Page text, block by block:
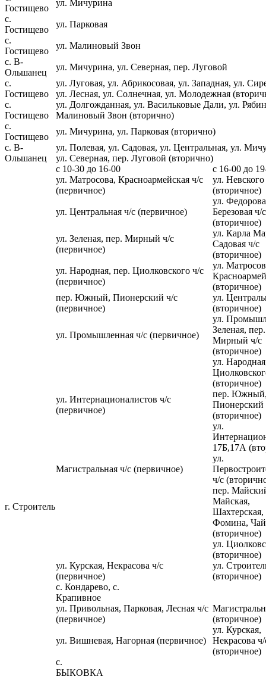
Гостищево
ул. Мичурина
с.
Гостищево
ул. Парковая
с.
Гостищево
ул. Малиновый Звон
с. В-
Ольшанец
ул. Мичурина, ул. Северная, пер. Луговой
с.
Гостищево
ул. Луговая, ул. Абрикосовая, ул. Западная, ул.
ул. Лесная, ул. Солнечная, ул. Молодежная
с.
Гостищево
ул. Долгожданная, ул. Васильковые Дали, ул.
Малиновый Звон (вторично)
с.
Гостищево
ул. Мичурина, ул. Парковая (вторично)
с. В-
Ольшанец
ул. Полевая, ул. Садовая, ул. Центральная, ул.
ул. Северная, пер. Луговой (вторично)
г. Строитель
с 10-30 до 16-00
с 16-00 до
ул. Матросова, Красноармейская ч/с
(первичное)
ул. Невского
(вторичное)
ул. Центральная ч/с (первичное)
ул. Федорова
Березовая ч/с
(вторичное)
ул. Зеленая, пер. Мирный ч/с
(первичное)
ул. Карла
Садовая ч/с
(вторичное)
ул. Народная, пер. Циолковского ч/с
(первичное)
ул.
(вторичное)
пер. Южный, Пионерский ч/с
(первичное)
ул.
(вторичное)
ул. Промышленная ч/с (первичное)
ул.
Зеленая, пер.
Мирный ч/с
(вторичное)
ул.
(вторичное)
ул. Интернационалистов ч/с
(первичное)
пер.
Пионерский
(вторичное)
ул.
17Б,17А
Магистральная ч/с (первичное)
ул.
ч/с
пер.
Майская,
Шахтерская,
Фомина,
(вторичное)
ул.
(вторичное)
ул. Курская, Некрасова ч/с
(первичное)
ул.
(вторичное)
с. Кондарево, с.
Крапивное
ул. Привольная, Парковая, Лесная ч/с
(первичное)
(вторичное)
ул. Вишневая, Нагорная (первичное)
ул. Курская,
Некрасова ч/
(вторичное)
с.
БЫКОВКА